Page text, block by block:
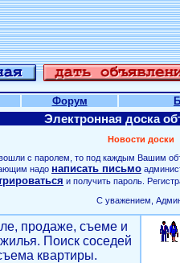
Форум
Электронная доска
Новости доски
с паролем, то под каждым Вашим
надо написать письмо
и получить пароль.
С уважением,
продаже, съеме и
Поиск соседей
квартиры.